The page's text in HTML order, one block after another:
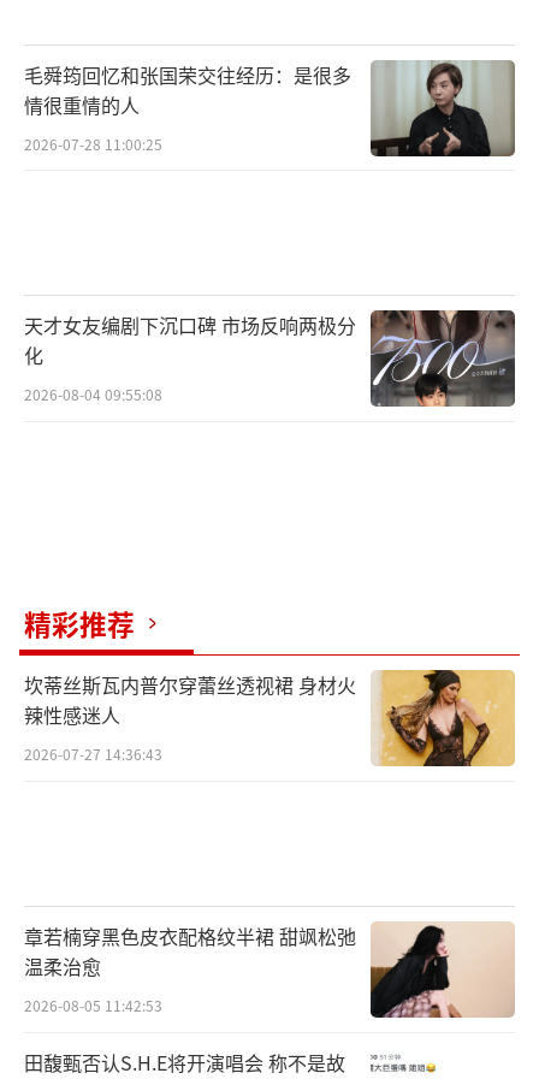
毛舜筠回忆和张国荣交往经历：是很多
情很重情的人
2026-07-28 11:00:25
天才女友编剧下沉口碑 市场反响两极分
化
2026-08-04 09:55:08
精彩推荐
坎蒂丝斯瓦内普尔穿蕾丝透视裙 身材火
辣性感迷人
2026-07-27 14:36:43
章若楠穿黑色皮衣配格纹半裙 甜飒松弛
温柔治愈
2026-08-05 11:42:53
田馥甄否认S.H.E将开演唱会 称不是故